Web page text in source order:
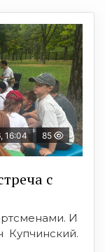
16:04 85
с
И
Купчинский.